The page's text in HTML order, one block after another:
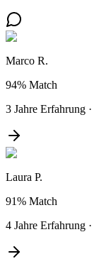
Marco R.
94% Match
3 Jahre Erfahrung ·
Laura P.
91% Match
4 Jahre Erfahrung ·